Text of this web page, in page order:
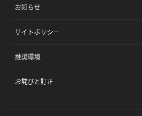
お知らせ
サイトポリシー
推奨環境
お詫びと訂正